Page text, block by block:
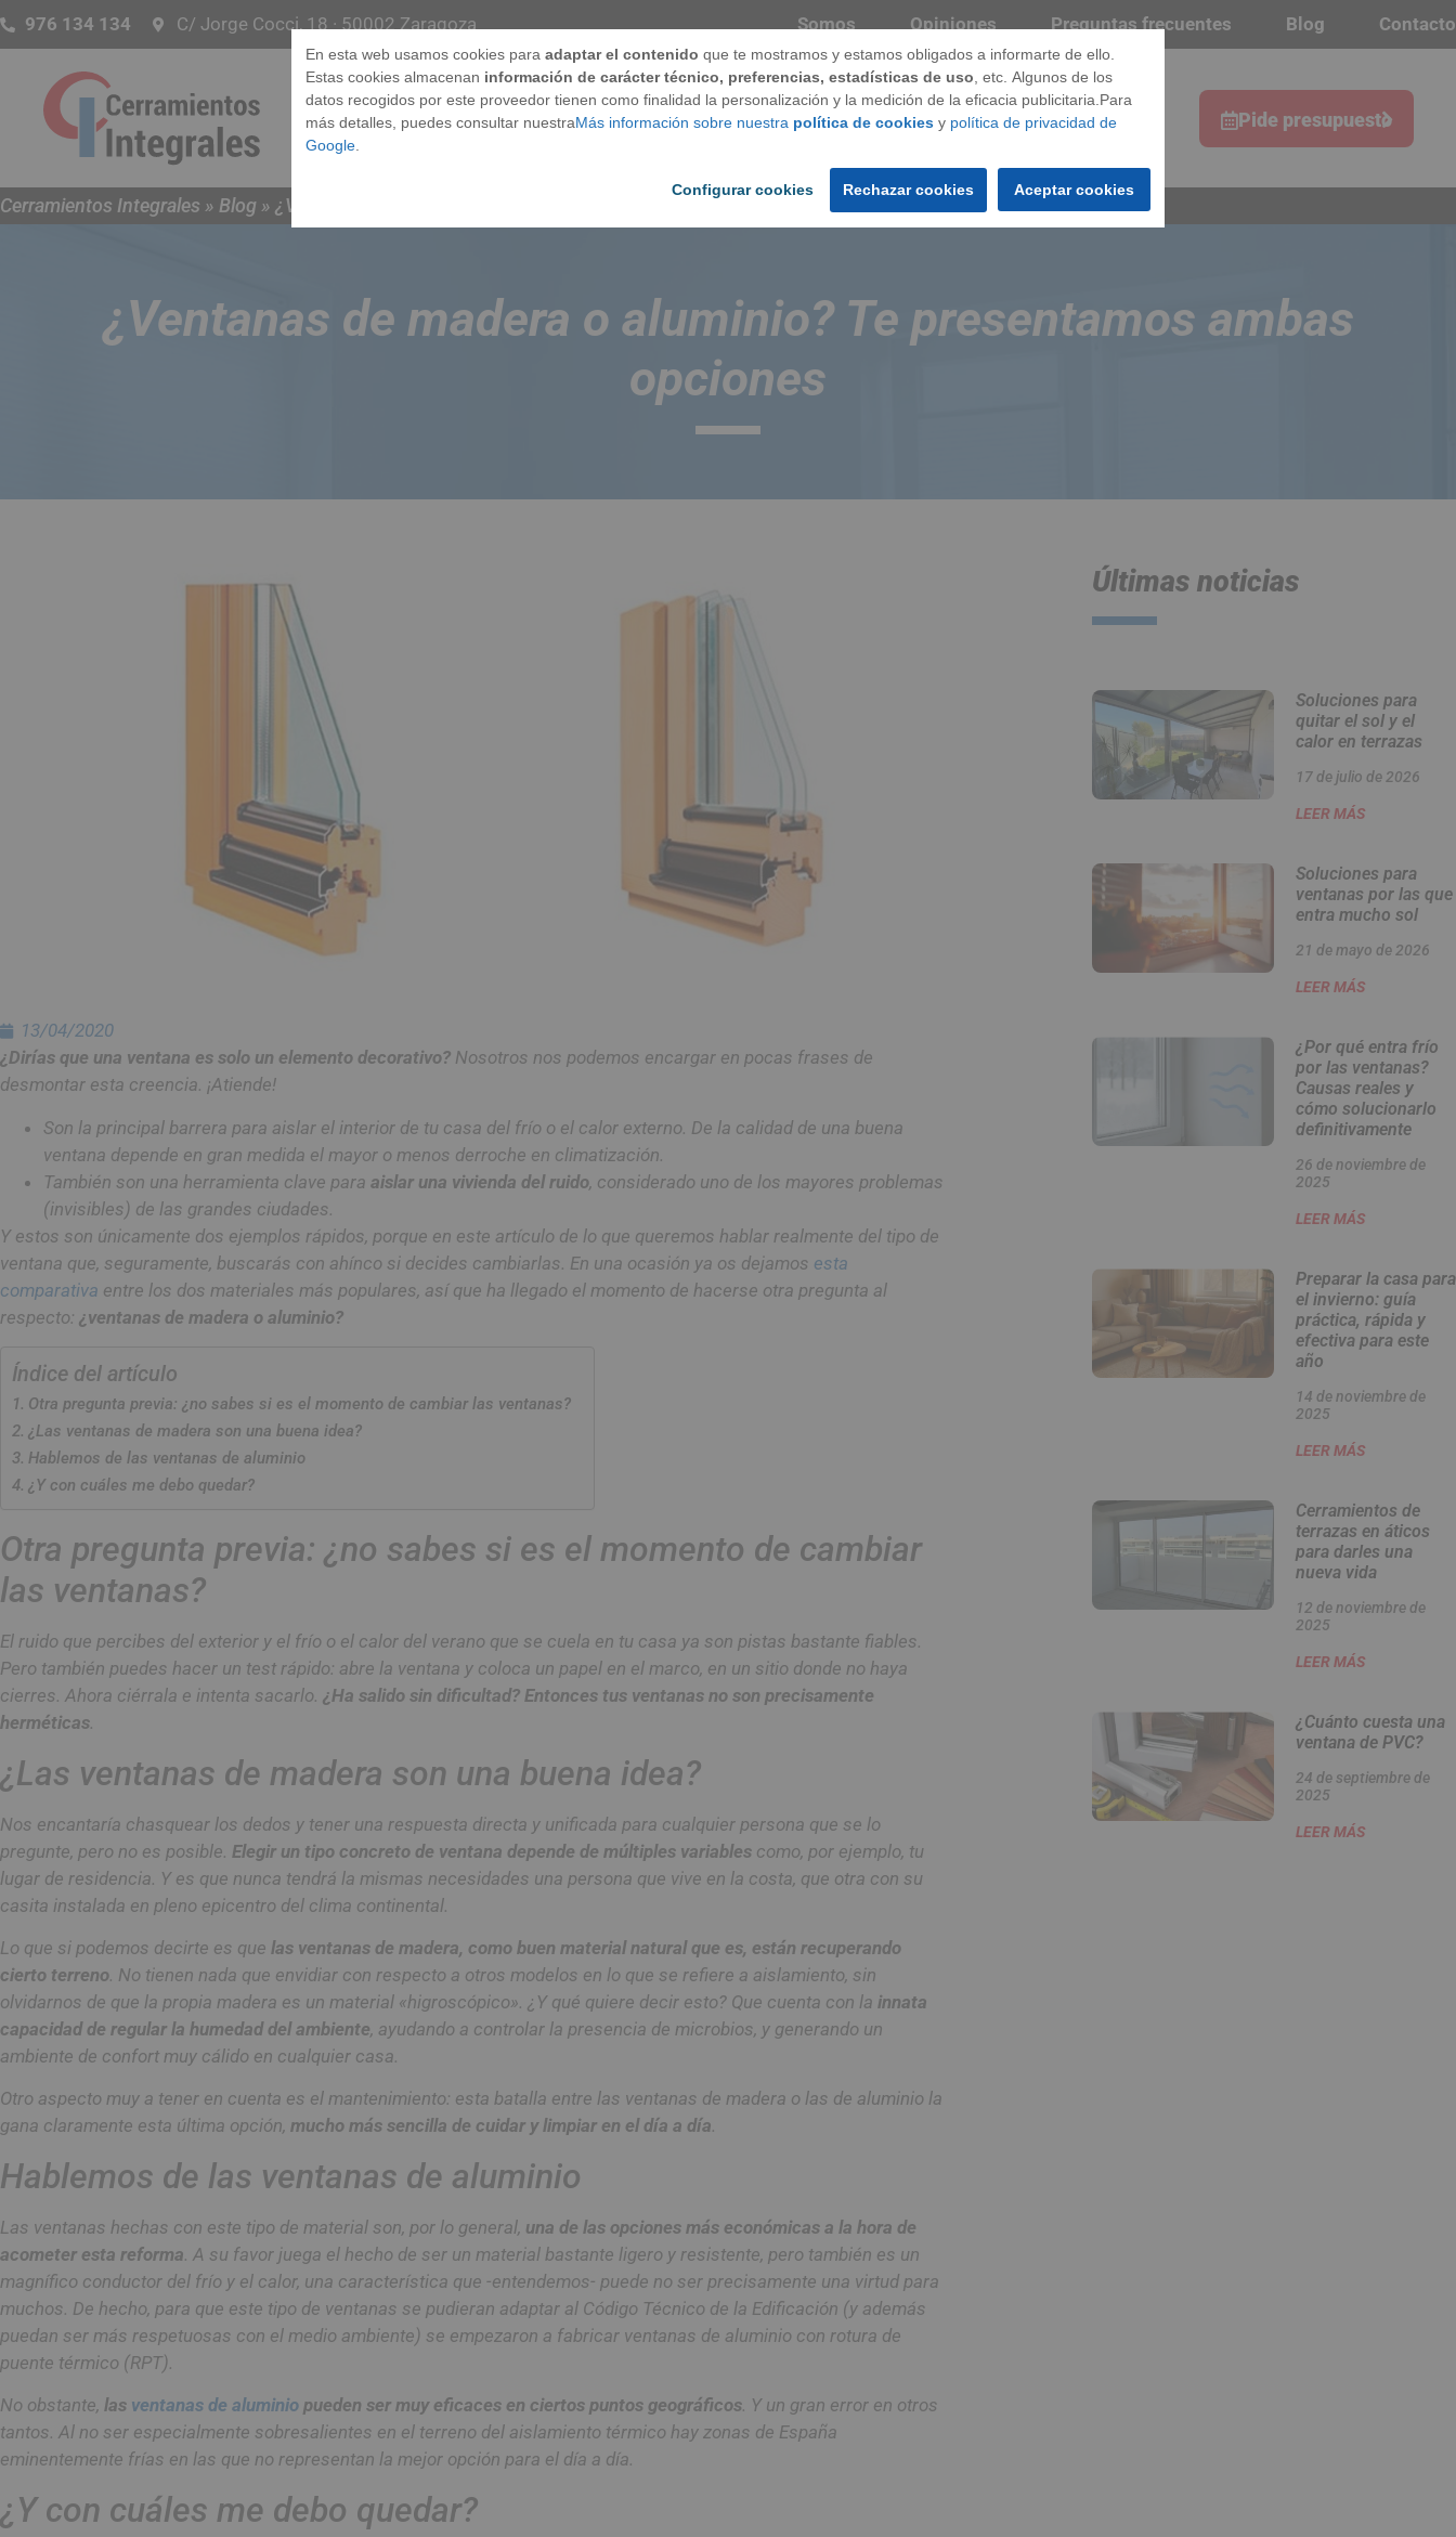
En esta web usamos cookies paraadaptar el contenido que te mostramos y estamos obligados a informarte de ello.
Estas cookies almacenan información de carácter técnico, preferencias, estadísticas de uso, etc. Algunos de los
datos recogidos por este proveedor tienen como finalidad la personalización y la medición de la eficacia publicitaria.Para
más detalles, puedes consultar nuestraMás información sobre nuestra política de cookies y política de privacidad de
Google.
Configurar cookies Rechazar cookies Aceptar cookies
976 134 134 C/ Jorge Cocci, 18 · 50002 Zaragoza Somos Opiniones Preguntas frecuentes Blog Contacto
Ventanas Techos Puertas Marcas Pide presupuesto
Cerramientos Integrales » Blog » ¿Ventanas de madera o aluminio? Te presentamos ambas opciones
¿Ventanas de madera o aluminio? Te presentamos ambas
opciones
13/04/2020
¿Dirías que una ventana es solo un elemento decorativo? Nosotros nos podemos encargar en pocas frases de
desmontar esta creencia. ¡Atiende!
Son la principal barrera para aislar el interior de tu casa del frío o el calor externo. De la calidad de una buena
ventana depende en gran medida el mayor o menos derroche en climatización.
También son una herramienta clave para aislar una vivienda del ruido, considerado uno de los mayores problemas
(invisibles) de las grandes ciudades.
Y estos son únicamente dos ejemplos rápidos, porque en este artículo de lo que queremos hablar realmente del tipo de
ventana que, seguramente, buscarás con ahínco si decides cambiarlas. En una ocasión ya os dejamos esta
comparativa entre los dos materiales más populares, así que ha llegado el momento de hacerse otra pregunta al
respecto: ¿ventanas de madera o aluminio?
Índice del artículo
Otra pregunta previa: ¿no sabes si es el momento de cambiar las ventanas?
¿Las ventanas de madera son una buena idea?
Hablemos de las ventanas de aluminio
¿Y con cuáles me debo quedar?
Otra pregunta previa: ¿no sabes si es el momento de cambiar
las ventanas?
El ruido que percibes del exterior y el frío o el calor del verano que se cuela en tu casa ya son pistas bastante fiables.
Pero también puedes hacer un test rápido: abre la ventana y coloca un papel en el marco, en un sitio donde no haya
cierres. Ahora ciérrala e intenta sacarlo. ¿Ha salido sin dificultad? Entonces tus ventanas no son precisamente
herméticas.
¿Las ventanas de madera son una buena idea?
Nos encantaría chasquear los dedos y tener una respuesta directa y unificada para cualquier persona que se lo
pregunte, pero no es posible. Elegir un tipo concreto de ventana depende de múltiples variables como, por ejemplo, tu
lugar de residencia. Y es que nunca tendrá la mismas necesidades una persona que vive en la costa, que otra con su
casita instalada en pleno epicentro del clima continental.
Lo que si podemos decirte es que las ventanas de madera, como buen material natural que es, están recuperando
cierto terreno. No tienen nada que envidiar con respecto a otros modelos en lo que se refiere a aislamiento, sin
olvidarnos de que la propia madera es un material «higroscópico». ¿Y qué quiere decir esto? Que cuenta con la innata
capacidad de regular la humedad del ambiente, ayudando a controlar la presencia de microbios, y generando un
ambiente de confort muy cálido en cualquier casa.
Otro aspecto muy a tener en cuenta es el mantenimiento: esta batalla entre las ventanas de madera o las de aluminio la
gana claramente esta última opción, mucho más sencilla de cuidar y limpiar en el día a día.
Hablemos de las ventanas de aluminio
Las ventanas hechas con este tipo de material son, por lo general, una de las opciones más económicas a la hora de
acometer esta reforma. A su favor juega el hecho de ser un material bastante ligero y resistente, pero también es un
magnífico conductor del frío y el calor, una característica que -entendemos- puede no ser precisamente una virtud para
muchos. De hecho, para que este tipo de ventanas se pudieran adaptar al Código Técnico de la Edificación (y además
puedan ser más respetuosas con el medio ambiente) se empezaron a fabricar ventanas de aluminio con rotura de
puente térmico (RPT).
No obstante, las ventanas de aluminio pueden ser muy eficaces en ciertos puntos geográficos. Y un gran error en otros
tantos. Al no ser especialmente sobresalientes en el terreno del aislamiento térmico hay zonas de España
eminentemente frías en las que no representan la mejor opción para el día a día.
¿Y con cuáles me debo quedar?
Últimas noticias
Soluciones para
quitar el sol y el
calor en terrazas
17 de julio de 2026
LEER MÁS
Soluciones para
ventanas por las que
entra mucho sol
21 de mayo de 2026
LEER MÁS
¿Por qué entra frío
por las ventanas?
Causas reales y
cómo solucionarlo
definitivamente
26 de noviembre de
2025
LEER MÁS
Preparar la casa para
el invierno: guía
práctica, rápida y
efectiva para este
año
14 de noviembre de
2025
LEER MÁS
Cerramientos de
terrazas en áticos
para darles una
nueva vida
12 de noviembre de
2025
LEER MÁS
¿Cuánto cuesta una
ventana de PVC?
24 de septiembre de
2025
LEER MÁS